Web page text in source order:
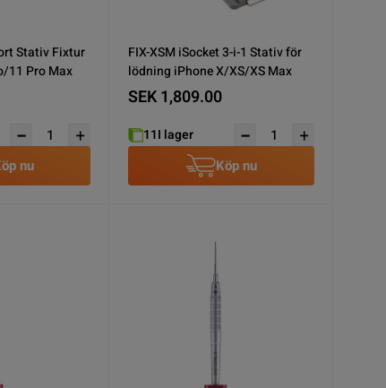
Stativ Fixtur
11 Pro Max
nu
FIX-XSM iSocket 3-i-1 Stativ för
lödning iPhone X/XS/XS Max
SEK 1,809.00
11I lager
Köp nu